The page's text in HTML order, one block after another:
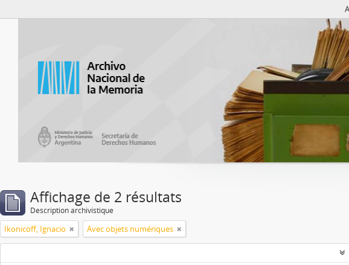
Affichage de 2 résultats
Description archivistique
Ikonicoff, Ignacio Avec objets numériques